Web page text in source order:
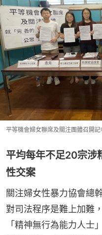
平等機會婦女聯席及關注團體召開記
平均每年不足20宗涉
性交案
關注婦女性暴力協會總
對司法程序是難上加難
「精神無行為能力人士